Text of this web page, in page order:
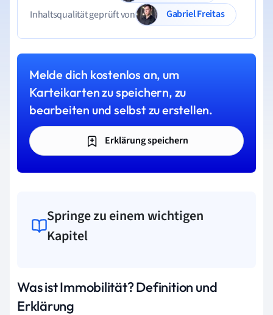
Inhaltsqualität geprüft von
Gabriel Freitas
Melde dich kostenlos an, um
Karteikarten zu speichern, zu
bearbeiten und selbst zu erstellen.
Erklärung speichern
Springe zu einem wichtigen
Kapitel
Was ist Immobilität? Definition und
Erklärung